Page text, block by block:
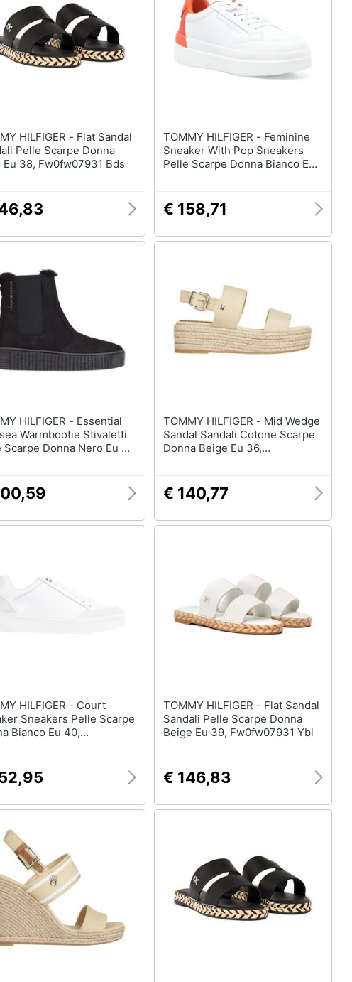
- Flat Sandal
Pelle Scarpe Donna
Eu 38, Fw0fw07931 Bds
TOMMY HILFIGER - Feminine
Sneaker With Pop Sneakers
Pelle Scarpe Donna Bianco Eu
€ 158,71
HILFIGER - Essential
Warmbootie Stivaletti
Scarpe Donna Nero Eu 41,
TOMMY HILFIGER - Mid Wedge
Sandal Sandali Cotone Scarpe
Donna Beige Eu 36,
€ 140,77
HILFIGER - Court
Sneakers Pelle Scarpe
Bianco Eu 40,
TOMMY HILFIGER - Flat Sandal
Sandali Pelle Scarpe Donna
Beige Eu 39, Fw0fw07931 Ybl
€ 146,83